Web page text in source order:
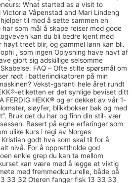
What started as a visit to
Våpenstad and Mari Lindeng
til med å sette sammen en
som mål å skape reiser med gode
kan du bli bedre kjent med
høyt treet blir, og gammel lønn kan bli.
, som ingen Oplysning have havt af
giort sig adskillige selsomme
FAQ – Ofte stilte spørsmål om
rødt i batteriindikatoren på min
Vekst-garanti hele året rundt
etiketten er det synlige beviset ditt
FERDIG HEKK® og er dekket av vår 1-
sløyfer, blikkbokser bak og med
Bruk det du har og finn din stil- vær
Basert på egne erfaringer som
ulike kurs i regi av Norges
godt hva som skal til for å
nivå. For å opprettholde god
enkle grep du kan ta mellom
kan være med å legge et viktig
med fremmedkulturelle, både på
33 32 Oteren fanger fisk 13 33 33